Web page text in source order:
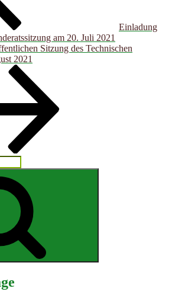
Einladung
am 20. Juli 2021
Sitzung des Technischen
2021